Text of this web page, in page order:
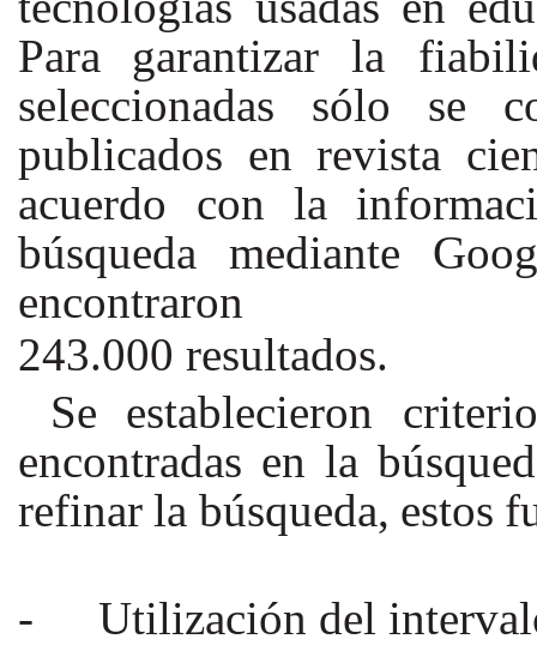
Para garantizar la
seleccionadas sólo se
publicados en revista
acuerdo con la
búsqueda mediante
encontraron
243.000 resultados.
Se establecieron
encontradas en la
refinar la búsqueda, estos
-
Utilización del